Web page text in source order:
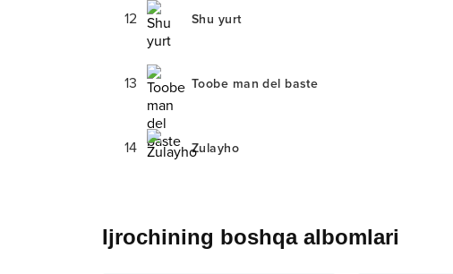
12 Shu yurt
13 Toobe man del baste
14 Zulayho
Ijrochining boshqa albomlari